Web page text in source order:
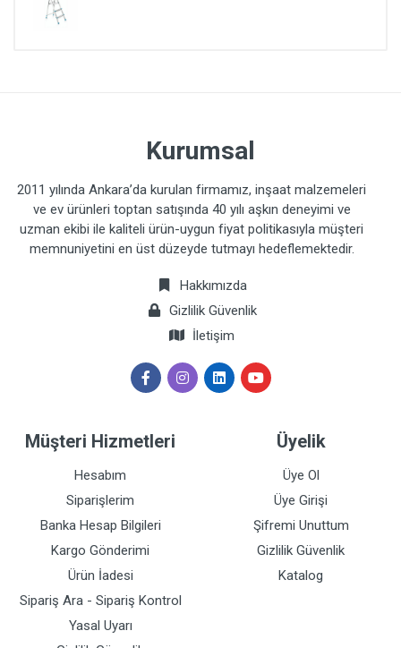
Kurumsal
2011 yılında Ankara’da kurulan firmamız, inşaat malzemeleri
ve ev ürünleri toptan satışında 40 yılı aşkın deneyimi ve
uzman ekibi ile kaliteli ürün-uygun fiyat politikasıyla müşteri
memnuniyetini en üst düzeyde tutmayı hedeflemektedir.
Hakkımızda
Gizlilik Güvenlik
İletişim
Müşteri Hizmetleri
Hesabım
Siparişlerim
Banka Hesap Bilgileri
Kargo Gönderimi
Ürün İadesi
Sipariş Ara - Sipariş Kontrol
Yasal Uyarı
Üyelik
Üye Ol
Üye Girişi
Şifremi Unuttum
Gizlilik Güvenlik
Katalog